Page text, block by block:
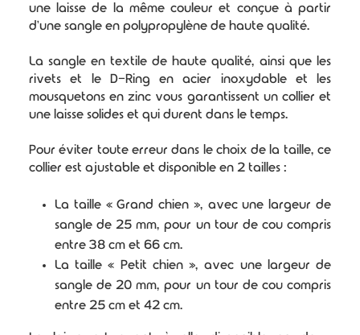
une laisse de la même couleur et conçue à partir
d'une sangle en polypropylène de haute qualité.
La sangle en textile de haute qualité, ainsi que les
rivets et le D-Ring en acier inoxydable et les
mousquetons en zinc vous garantissent un collier et
une laisse solides et qui durent dans le temps.
Pour éviter toute erreur dans le choix de la taille, ce
collier est ajustable et disponible en 2 tailles :
La taille « Grand chien », avec une largeur de
sangle de 25 mm, pour un tour de cou compris
entre 38 cm et 66 cm.
La taille « Petit chien », avec une largeur de
sangle de 20 mm, pour un tour de cou compris
entre 25 cm et 42 cm.